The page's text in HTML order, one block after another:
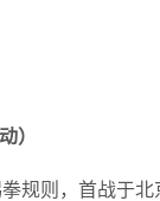
）
规则，首战于北